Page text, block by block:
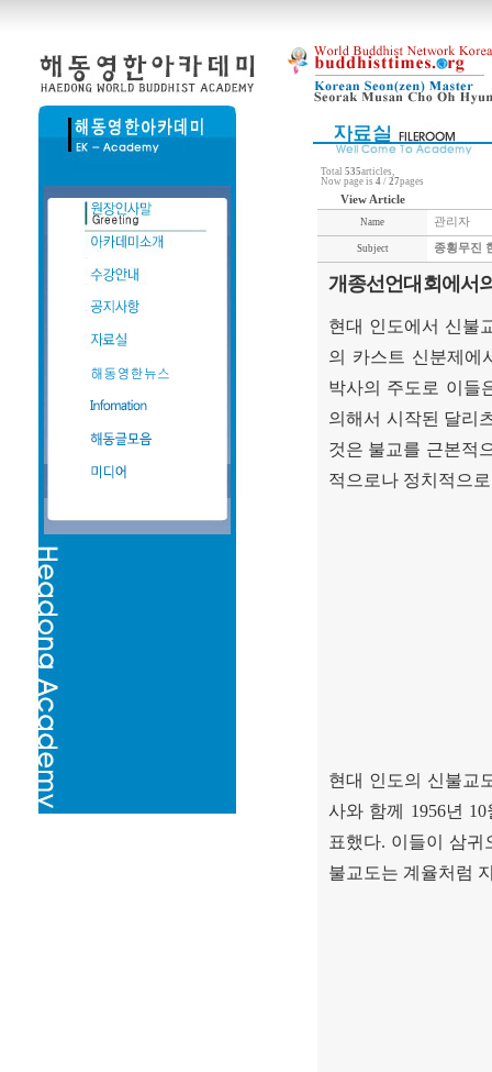
Total 535articles,
Now page is 4 / 27pages
View Article
Name 관리자
Subject 종횡무진
개종선언대회에서
현대 인도에서 신불
의 카스트 신분제에
박사의 주도로 이들
의해서 시작된 달리
것은 불교를 근본적
적으로나 정치적으
현대 인도의 신불교
사와 함께 1956년 10
표했다. 이들이 삼귀
불교도는 계율처럼